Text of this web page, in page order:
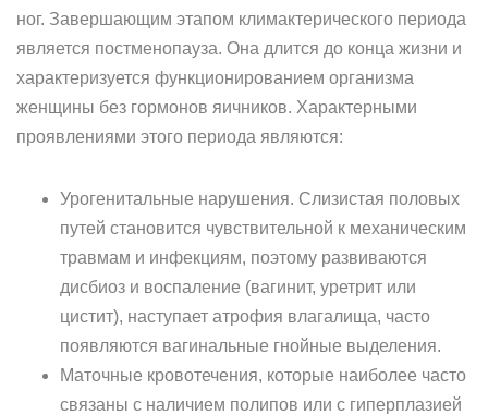
ног. Завершающим этапом климактерического периода
является постменопауза. Она длится до конца жизни и
характеризуется функционированием организма
женщины без гормонов яичников. Характерными
проявлениями этого периода являются:
Урогенитальные нарушения. Слизистая половых
путей становится чувствительной к механическим
травмам и инфекциям, поэтому развиваются
дисбиоз и воспаление (вагинит, уретрит или
цистит), наступает атрофия влагалища, часто
появляются вагинальные гнойные выделения.
Маточные кровотечения, которые наиболее часто
связаны с наличием полипов или с гиперплазией